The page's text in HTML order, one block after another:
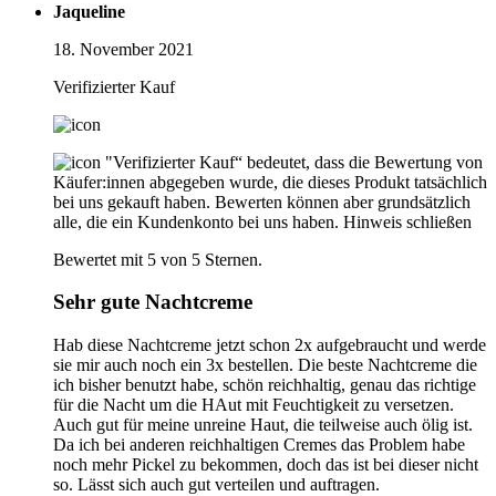
Jaqueline
18. November 2021
Verifizierter Kauf
"Verifizierter Kauf“ bedeutet, dass die Bewertung von
Käufer:innen abgegeben wurde, die dieses Produkt tatsächlich
bei uns gekauft haben. Bewerten können aber grundsätzlich
alle, die ein Kundenkonto bei uns haben. Hinweis schließen
Bewertet mit 5 von 5 Sternen.
Sehr gute Nachtcreme
Hab diese Nachtcreme jetzt schon 2x aufgebraucht und werde
sie mir auch noch ein 3x bestellen. Die beste Nachtcreme die
ich bisher benutzt habe, schön reichhaltig, genau das richtige
für die Nacht um die HAut mit Feuchtigkeit zu versetzen.
Auch gut für meine unreine Haut, die teilweise auch ölig ist.
Da ich bei anderen reichhaltigen Cremes das Problem habe
noch mehr Pickel zu bekommen, doch das ist bei dieser nicht
so. Lässt sich auch gut verteilen und auftragen.